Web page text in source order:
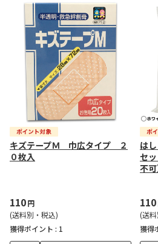
キズテープＭ 巾広タイプ ２
０枚入
110円
(送料別・税込)
獲得ポイント : 1
は
セ
不可
110
(送
獲得